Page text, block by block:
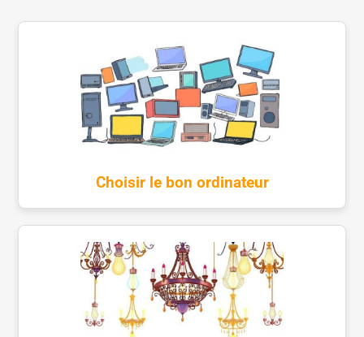
Choisir le bon ordinateur